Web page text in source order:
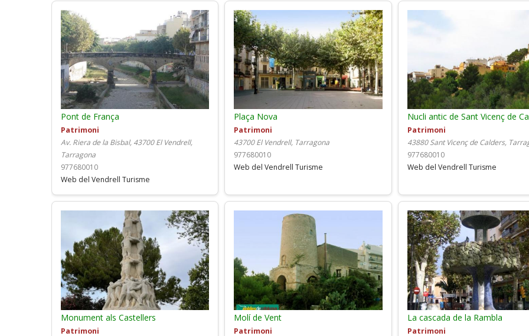
Pont de França
Patrimoni
Av. Riera de la Bisbal, 43700 El Vendrell,
Tarragona
977680010
Web del Vendrell Turisme
Plaça Nova
Patrimoni
43700 El Vendrell, Tarragona
977680010
Web del Vendrell Turisme
Nucli antic de Sant Vicenç de
Patrimoni
43880 Sant Vicenç de Calders,
977680010
Web del Vendrell Turisme
Monument als Castellers
Patrimoni
Molí de Vent
Patrimoni
La cascada de la Rambla
Patrimoni